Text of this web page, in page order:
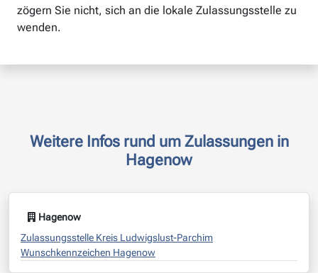
zögern Sie nicht, sich an die lokale Zulassungsstelle zu
wenden.
Weitere Infos rund um Zulassungen in
Hagenow
Hagenow
Zulassungsstelle Kreis Ludwigslust-Parchim
Wunschkennzeichen Hagenow